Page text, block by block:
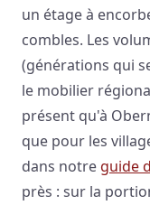
un étage à
combles. Les
(générations qui
le mobilier
présent qu'à
que pour les
dans notre guide
près : sur la